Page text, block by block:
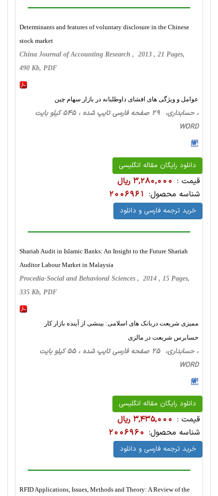
Determinants and features of voluntary disclosure in the Chinese
stock market
China Journal of Accounting Research , 2013 , 21 Pages,
490 Kb, PDF
عوامل و ویژگی های افشای داوطلبانه در بازار سهام چین
، حسابداری، 29 صفحه فارسی تایپ شده ، 545 کیلو بایت
WORD
دانلود رایگان مقاله انگلیسی
قیمت : 3,280,000 ریال
شناسه محصول: 2006961
خرید ترجمه فارسی و دانلود
Shariah Audit in Islamic Banks: An Insight to the Future Shariah
Auditor Labour Market in Malaysia
Procedia-Social and Behavioral Sciences , 2014 , 15 Pages,
335 Kb, PDF
ممیزی شریعت دربانک های اسلامی: بینشی از آینده بازار کار
حسابرس شریعت در مالزی
، حسابداری، 25 صفحه فارسی تایپ شده ، 55 کیلو بایت
WORD
دانلود رایگان مقاله انگلیسی
قیمت : 3,435,000 ریال
شناسه محصول: 2006960
خرید ترجمه فارسی و دانلود
RFID Applications, Issues, Methods and Theory: A Review of the